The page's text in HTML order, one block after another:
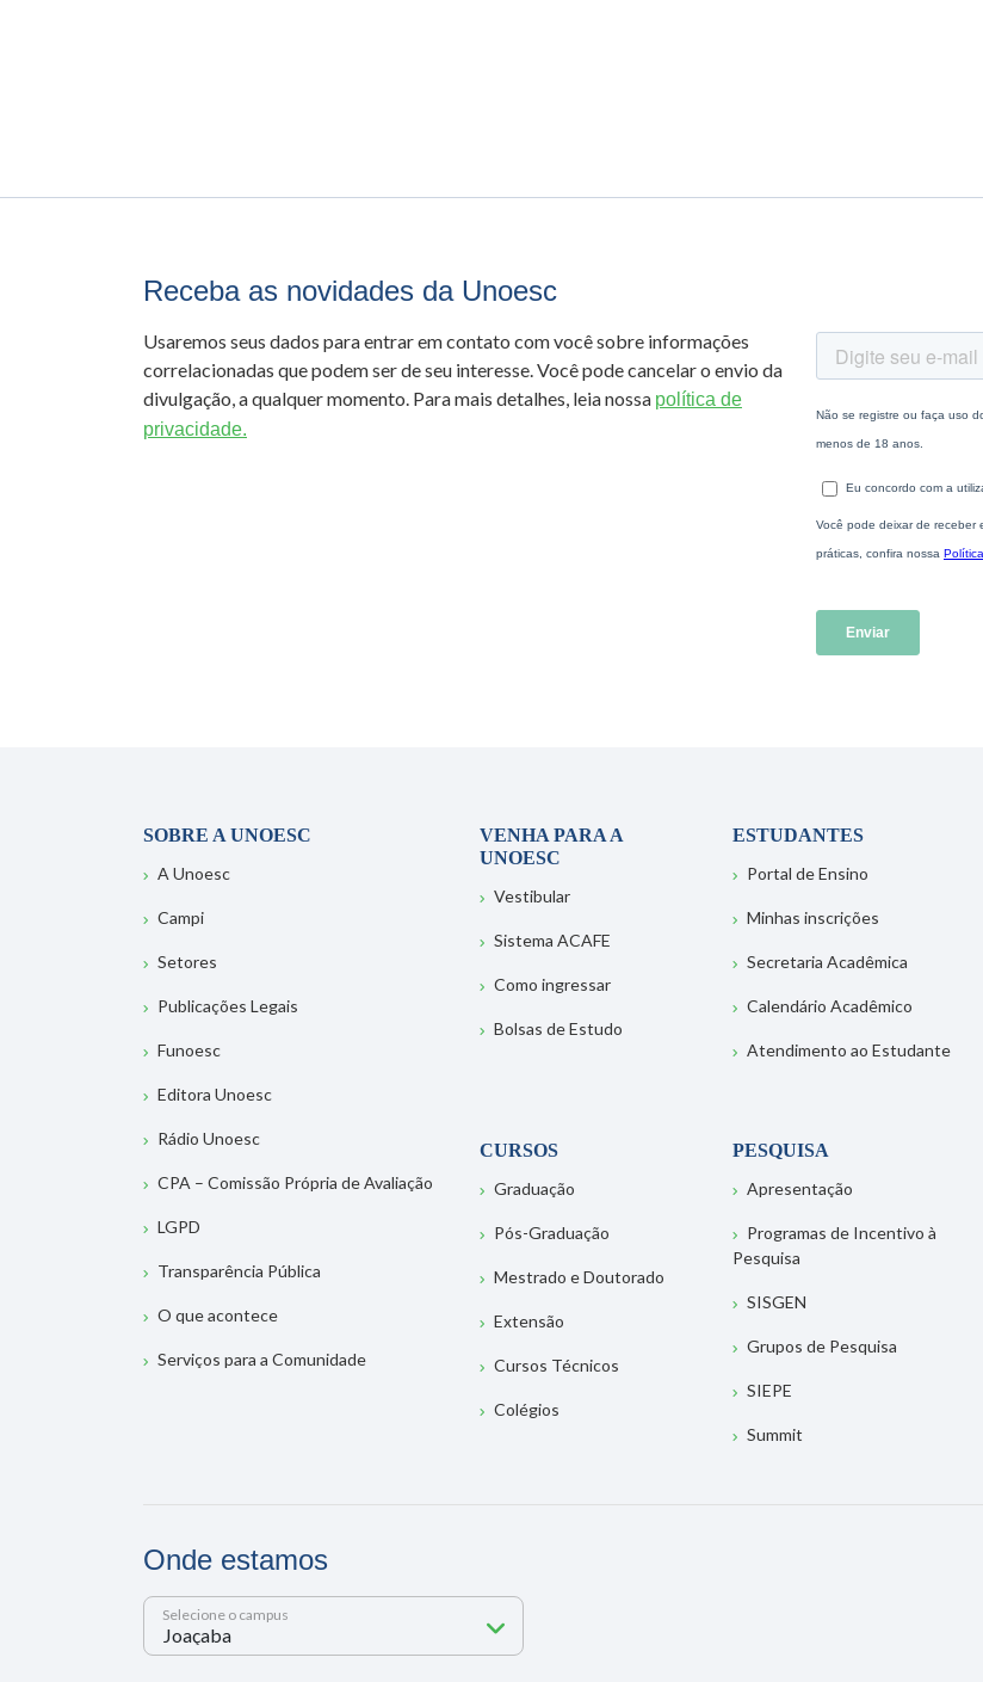
Receba as novidades da Unoesc
Usaremos seus dados para entrar em contato com você sobre informações
correlacionadas que podem ser de seu interesse. Você pode cancelar o envio da
divulgação, a qualquer momento. Para mais detalhes, leia nossa política de
privacidade.
SOBRE A UNOESC
A Unoesc
Campi
Setores
Publicações Legais
Funoesc
Editora Unoesc
Rádio Unoesc
CPA – Comissão Própria de Avaliação
LGPD
Transparência Pública
O que acontece
Serviços para a Comunidade
VENHA PARA A
UNOESC
Vestibular
Sistema ACAFE
Como ingressar
Bolsas de Estudo
ESTUDANTES
Portal de Ensino
Minhas inscrições
Secretaria Acadêmica
Calendário Acadêmico
Atendimento ao Estudante
CURSOS
Graduação
Pós-Graduação
Mestrado e Doutorado
Extensão
Cursos Técnicos
Colégios
PESQUISA
Apresentação
Programas de Incentivo à
Pesquisa
SISGEN
Grupos de Pesquisa
SIEPE
Summit
Onde estamos
Selecione o campus